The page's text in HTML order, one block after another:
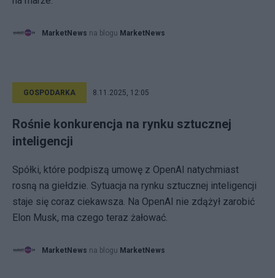
MarketNews na blogu MarketNews
GOSPODARKA 8.11.2025, 12:05
Rośnie konkurencja na rynku sztucznej
inteligencji
Spółki, które podpiszą umowę z OpenAI natychmiast
rosną na giełdzie. Sytuacja na rynku sztucznej inteligencji
staje się coraz ciekawsza. Na OpenAI nie zdążył zarobić
Elon Musk, ma czego teraz żałować.
MarketNews na blogu MarketNews